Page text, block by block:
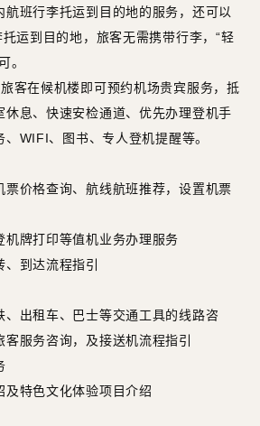
航班行李托运到目的地的服务，还可以
运到目的地，旅客无需携带行李，“轻
。
客在候机楼即可预约机场贵宾服务，抵
休息、快速安检通道、优先办理登机手
WIFI、图书、专人登机提醒等。
票价格查询、航线航班推荐，设置机票
机牌打印等值机业务办理服务
到达流程指引
、出租车、巴士等交通工具的线路咨
服务咨询，及接送机流程指引
及特色文化体验项目介绍